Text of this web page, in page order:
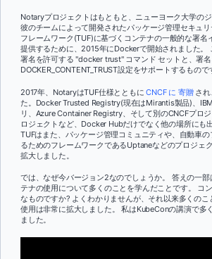
Notaryプロジェクトはもともと、ニューヨーク大学の
彼のチームによって開発されたパッケージ管理セキュ
フレームワーク(TUF)に基づくコンテナの一般的な署名
提供するために、2015年にDockerで開始されました。
署名を許可する "docker trust" コマンド セットと、署
DOCKER_CONTENT_TRUST設定をサポートするもので
2017年、NotaryはTUF仕様とともにCNCF に 寄贈され
た。Docker Trusted Registry(現在はMirantis製品)、
リ、Azure Container Registry、そして別のCNCFプロ
ロジェクトなど、Docker Hubだけでなく他の場所にも
TUFはまた、パッケージ管理コミュニティや、自動車
るためのフレームワークであるUptaneなどのプロジェ
拡大しました。
では、なぜ今バージョン2なのでしょうか。 答えの一
テナの使用について多くのことを学んだことです。 コ
なものですか? よくわかりませんが、それ以来多くの
使用は非常に拡大しました。 私はKubeConの講演で多
ました。